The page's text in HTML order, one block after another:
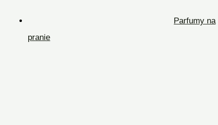
Parfumy na
pranie